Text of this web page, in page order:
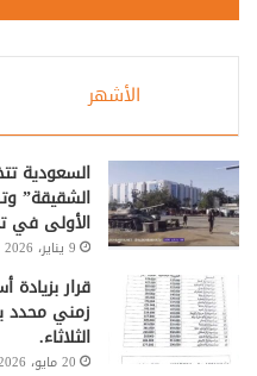
الأشهر
السعودية
الشقيقة”
الأولى في
9 يناير، 2026
قرار بزيادة
زمني محدد
الثلاثاء.
20 مايو، 2026